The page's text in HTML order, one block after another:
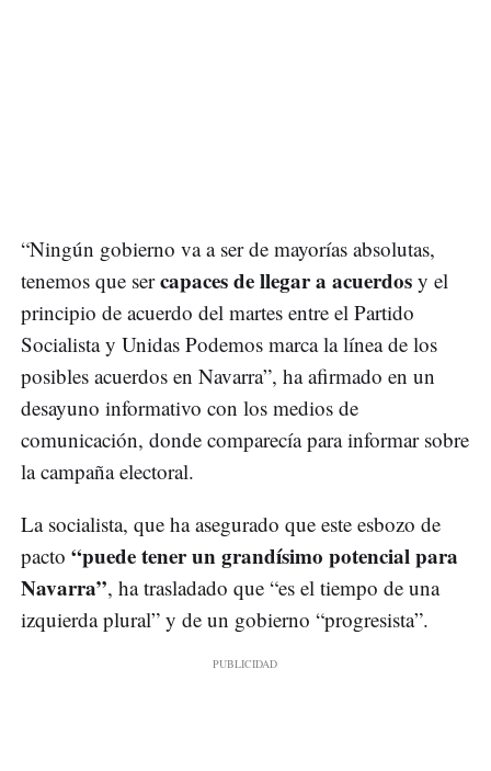
“Ningún gobierno va a ser de mayorías absolutas,
tenemos que sercapaces de llegar a acuerdos y el
principio de acuerdo del martes entre el Partido
Socialista y Unidas Podemos marca la línea de los
posibles acuerdos en Navarra”, ha afirmado en un
desayuno informativo con los medios de
comunicación, donde comparecía para informar sobre
la campaña electoral.
La socialista, que ha asegurado que este esbozo de
pacto “puede tener un grandísimo potencial para
Navarra”, ha trasladado que “es el tiempo de una
izquierda plural” y de un gobierno “progresista”.